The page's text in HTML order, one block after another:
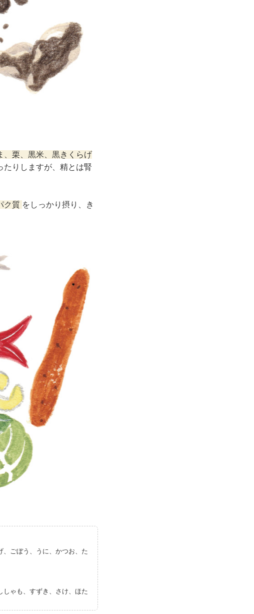
、栗、黒米、黒きくらげ
たりしますが、精とは腎
ク質 をしっかり摂り、き
、ごぼう、うに、かつお、た
しゃも、すずき、さけ、ほた